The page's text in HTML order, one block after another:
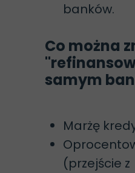
banków.
Co można
samym
Marżę
(przejście z